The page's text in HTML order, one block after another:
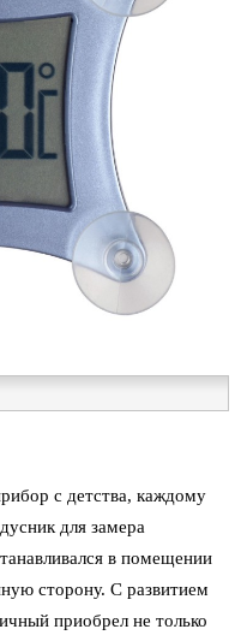
с детства, каждому
для замера
в помещении
сторону. С развитием
приобрел не только